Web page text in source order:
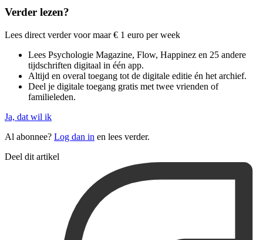
Verder lezen?
Lees direct verder voor maar € 1 euro per week
Lees Psychologie Magazine, Flow, Happinez en 25 andere
tijdschriften digitaal in één app.
Altijd en overal toegang tot de digitale editie én het archief.
Deel je digitale toegang gratis met twee vrienden of
familieleden.
Ja, dat wil ik
Al abonnee? Log dan in en lees verder.
Deel dit artikel